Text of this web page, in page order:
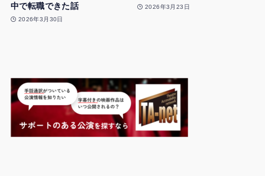
中で転職できた話
2026年3月30日
2026年3月23日